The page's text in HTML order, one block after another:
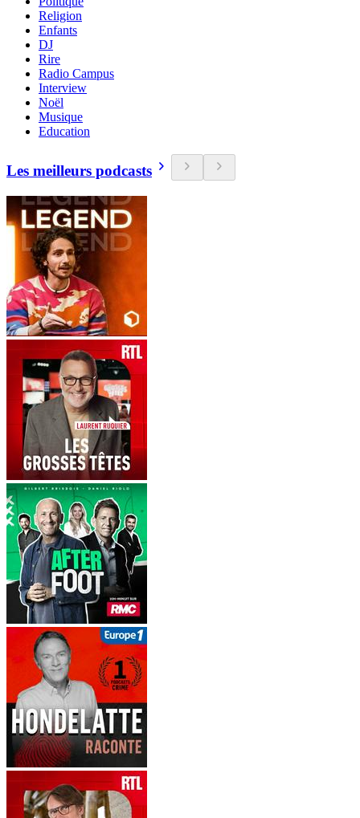
Religion
Enfants
DJ
Rire
Radio Campus
Interview
Noël
Musique
Education
Les meilleurs podcasts